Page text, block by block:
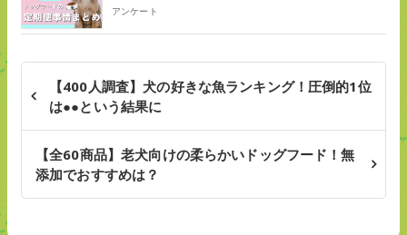
アンケート
【400人調査】犬の好きな魚ランキング！圧倒的1位
は●●という結果に
【全60商品】老犬向けの柔らかいドッグフード！無
添加でおすすめは？